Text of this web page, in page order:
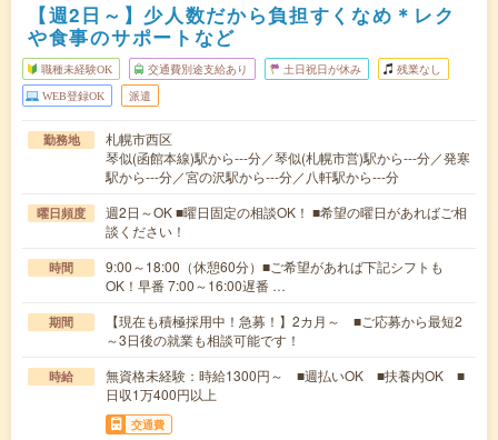
【週2日～】少人数だから負担すくなめ＊レク
や食事のサポートなど
職種未経験OK 交通費別途支給あり 土日祝日が休み 残業なし
WEB登録OK 派遣
勤務地
札幌市西区
琴似(函館本線)駅から---分／琴似(札幌市営)駅から---分／発寒
駅から---分／宮の沢駅から---分／八軒駅から---分
曜日頻度
週2日～OK ■曜日固定の相談OK！ ■希望の曜日があればご相
談ください！
時間
9:00～18:00（休憩60分）■ご希望があれば下記シフトも
OK！早番 7:00～16:00遅番 …
期間
【現在も積極採用中！急募！】2カ月～ ■ご応募から最短2
～3日後の就業も相談可能です！
時給
無資格未経験：時給1300円～ ■週払いOK ■扶養内OK ■
日収1万400円以上
交通費